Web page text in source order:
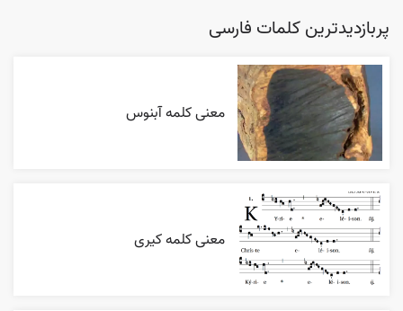
پربازدیدترین کلمات فارسی
معنی کلمه آبنوس
معنی کلمه کیری